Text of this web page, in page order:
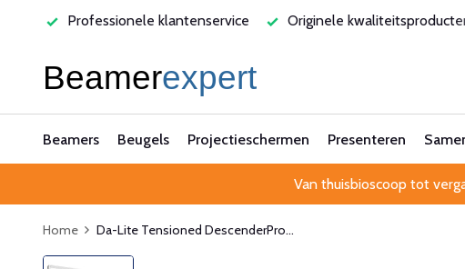
Professionele klantenservice Originele
Beamers Beugels Projectieschermen Presenteren
Van thuisbioscoop tot
Home Da-Lite Tensioned DescenderPro...